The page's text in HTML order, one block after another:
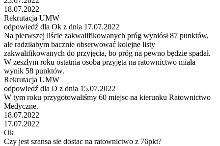
18.07.2022
Rekrutacja UMW
odpowiedź dla Ok z dnia 17.07.2022
Na pierwszej liście zakwalifikowanych próg wyniósł 87 punktów,
ale radziłabym bacznie obserwować kolejne listy
zakwalifikowanych do przyjęcia, bo próg na pewno będzie spadał.
W zeszłym roku ostatnia osoba przyjęta na ratownictwo miała
wynik 58 punktów.
Rekrutacja UMW
odpowiedź dla D z dnia 15.07.2022
W tym roku przygotowaliśmy 60 miejsc na kierunku Ratownictwo
Medyczne.
18.07.2022
17.07.2022
Ok
Czy jest szansa sie dostac na ratownictwo z 76pkt?